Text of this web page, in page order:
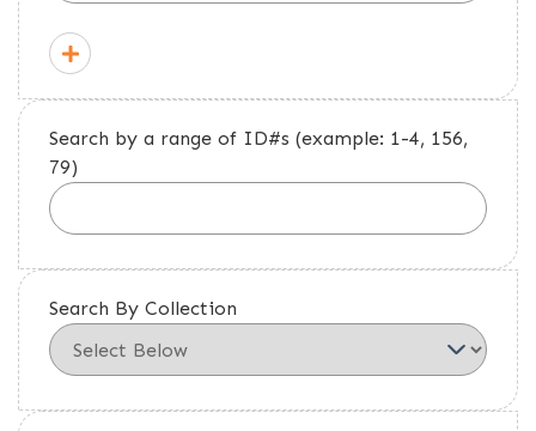
Search by a range of ID#s (example: 1-4, 156,
79)
Search By Collection